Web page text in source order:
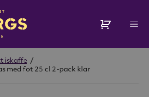
iskaffe /
med fot 25 cl 2-pack klar